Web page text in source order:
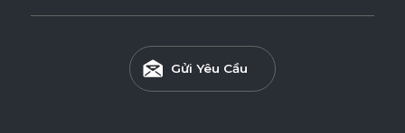
Gửi Yêu Cầu